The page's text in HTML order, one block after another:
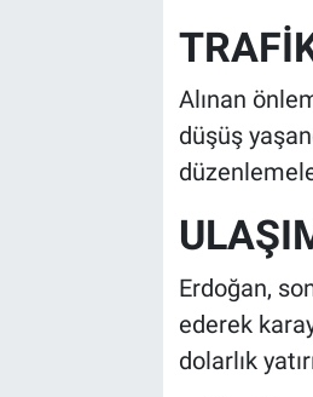
Alınan
düşüş
Erdoğan,
ederek
dolarlık